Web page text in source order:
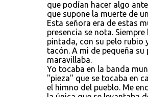
que podían hacer algo
que supone la muerte de
Esta señora era de estas
presencia se nota.
pintada, con su pelo rubio
tacón. A mi de pequeña su
maravillaba.
Yo tocaba en la banda
"pieza" que se tocaba en
el himno del pueblo. Me